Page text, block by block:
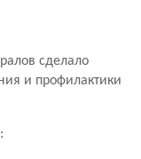
сделало
и профилактики